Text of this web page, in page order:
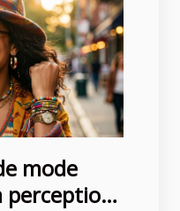
mode
perception